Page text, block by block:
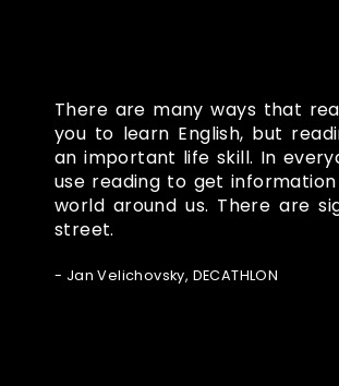
There are many ways that
you to learn English, but
an important life skill. In
use reading to get
world around us. There are
street.
- Jan Velichovsky, DECATHLON